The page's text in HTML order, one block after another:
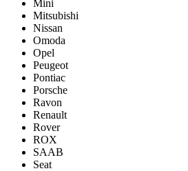
Mini
Mitsubishi
Nissan
Omoda
Opel
Peugeot
Pontiac
Porsсhe
Ravon
Renault
Rover
ROX
SAAB
Seat